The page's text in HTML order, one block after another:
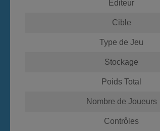
Éditeur
Cible
Type de Jeu
Stockage
Poids Total
Nombre de Joueurs
Contrôles